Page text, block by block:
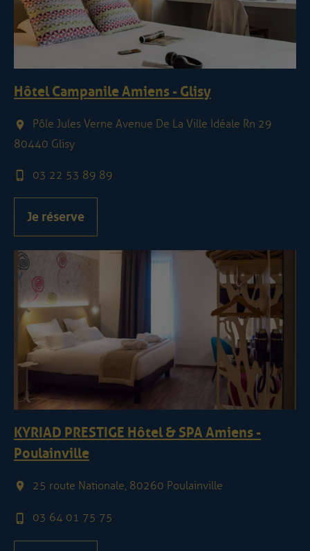
Hôtel Campanile Amiens - Glisy
Pôle Jules Verne Avenue De La Ville Idéale Rn 29
80440 Glisy
03 22 53 89 89
Je réserve
KYRIAD PRESTIGE Hôtel & SPA Amiens -
Poulainville
25 route Nationale, 80260 Poulainville
03 64 01 75 75